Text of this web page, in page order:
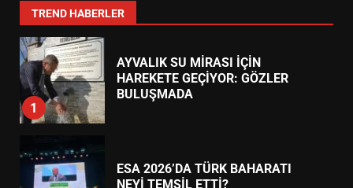
TREND HABERLER
7
1
AYVALIK SU MİRASI İÇİN
HAREKETE GEÇİYOR: GÖZLER
BULUŞMADA
ESA 2026’DA TÜRK BAHARATI
NEYİ TEMSİL ETTİ?